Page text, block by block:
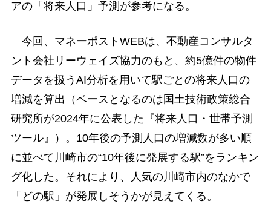
アの「将来人口」予測が参考になる。
今回、マネーポストWEBは、不動産コンサルタ
ント会社リーウェイズ協力のもと、約5億件の物件
データを扱うAI分析を用いて駅ごとの将来人口の
増減を算出（ベースとなるのは国土技術政策総合
研究所が2024年に公表した『将来人口・世帯予測
ツール』）。10年後の予測人口の増減数が多い順
に並べて川崎市の“10年後に発展する駅”をランキン
グ化した。それにより、人気の川崎市内のなかで
「どの駅」が発展しそうかが見えてくる。